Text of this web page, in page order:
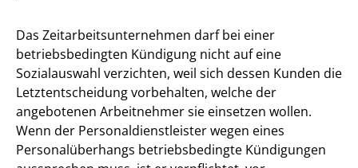
Das Zeitarbeitsunternehmen darf bei einer
betriebsbedingten Kündigung nicht auf eine
Sozialauswahl verzichten, weil sich dessen Kunden die
Letztentscheidung vorbehalten, welche der
angebotenen Arbeitnehmer sie einsetzen wollen.
Wenn der Personaldienstleister wegen eines
Personalüberhangs betriebsbedingte Kündigungen